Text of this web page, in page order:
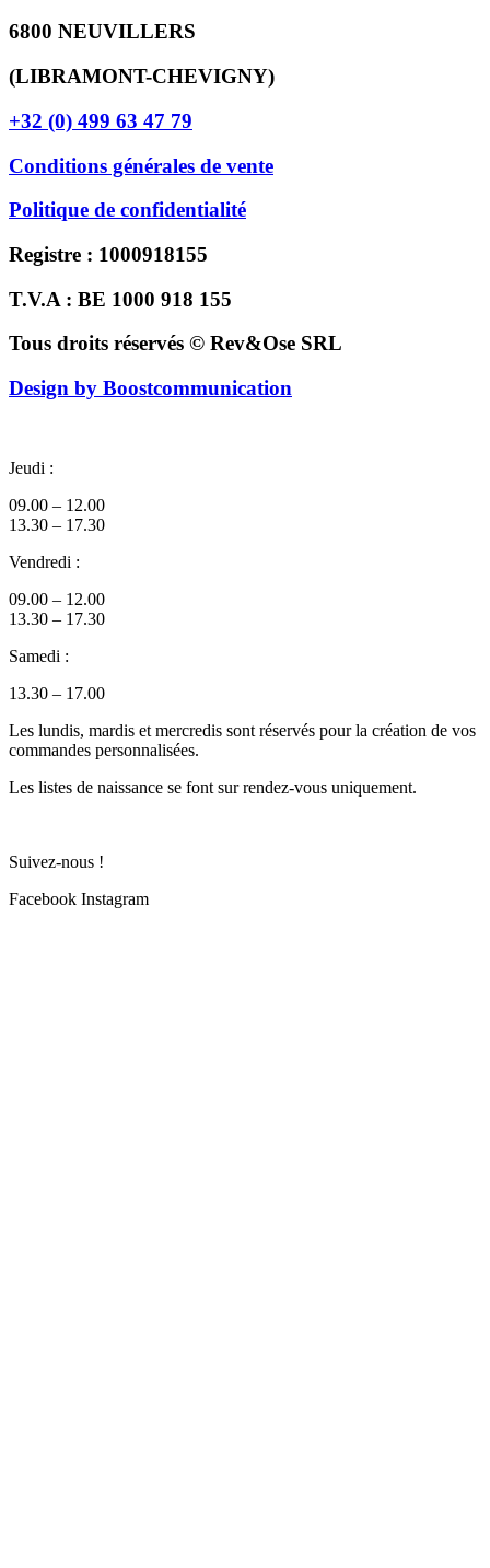
6800 NEUVILLERS
(LIBRAMONT-CHEVIGNY)
+32 (0) 499 63 47 79
Conditions générales de vente
Politique de confidentialité
Registre : 1000918155
T.V.A : BE 1000 918 155
Tous droits réservés © Rev&Ose SRL
Design by Boostcommunication
Jeudi :
09.00 – 12.00
13.30 – 17.30
Vendredi :
09.00 – 12.00
13.30 – 17.30
Samedi :
13.30 – 17.00
Les lundis, mardis et mercredis sont réservés pour la création de vos
commandes personnalisées.
Les listes de naissance se font sur rendez-vous uniquement.
Suivez-nous !
Facebook Instagram